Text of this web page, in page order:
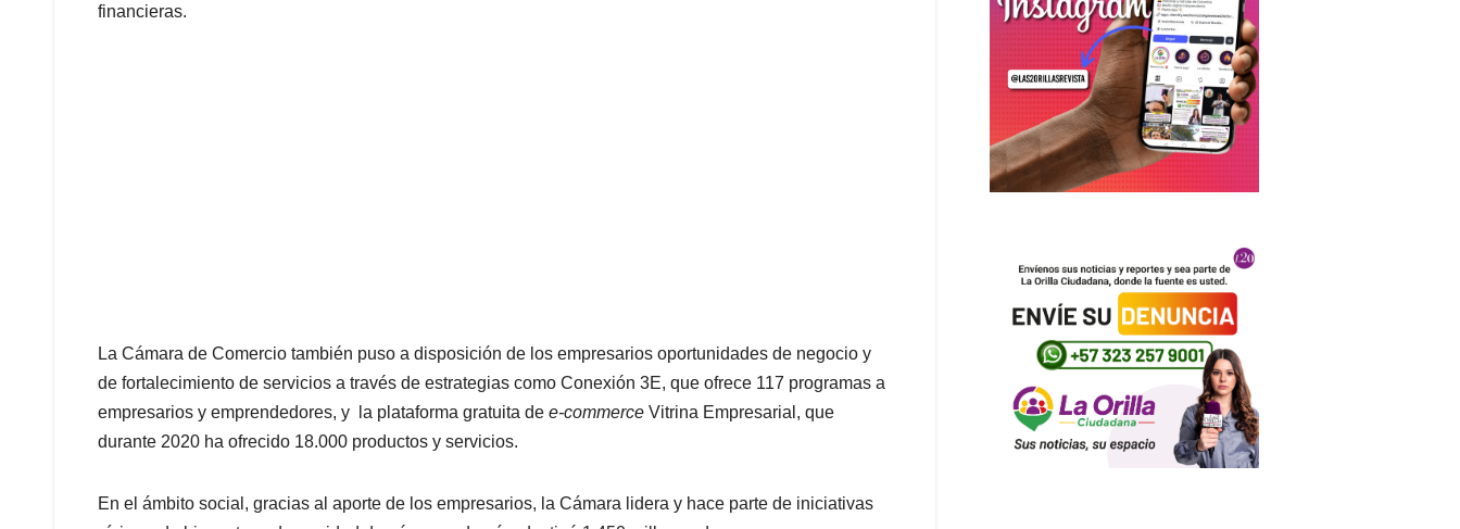
financieras.
La Cámara de Comercio también puso a disposición de los empresarios oportunidades de negocio y
de fortalecimiento de servicios a través de estrategias como Conexión 3E, que ofrece 117 programas a
empresarios y emprendedores, y la plataforma gratuita de e-commerce Vitrina Empresarial, que
durante 2020 ha ofrecido 18.000 productos y servicios.
En el ámbito social, gracias al aporte de los empresarios, la Cámara lidera y hace parte de iniciativas